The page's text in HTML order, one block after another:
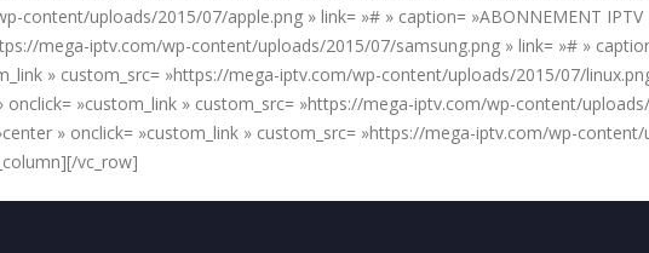
content/uploads/2015/07/apple.png » link= »# » caption= »ABONNEMENT IPTV
mega-iptv.com/wp-content/uploads/2015/07/samsung.png » link= »# »
» custom_src= »https://mega-iptv.com/wp-content/uploads/2015/07/
onclick= »custom_link » custom_src= »https://mega-iptv.com/wp-content/
» onclick= »custom_link » custom_src= »https://mega-iptv.com/wp-
vc_row]